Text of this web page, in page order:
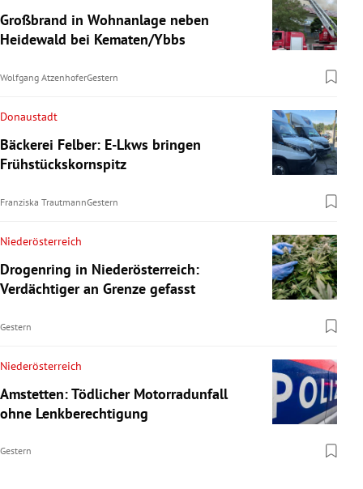
Großbrand in Wohnanlage neben
Heidewald bei Kematen/Ybbs
Wolfgang AtzenhoferGestern
Donaustadt
Bäckerei Felber: E-Lkws bringen
Frühstückskornspitz
Franziska TrautmannGestern
Niederösterreich
Drogenring in Niederösterreich:
Verdächtiger an Grenze gefasst
Gestern
Niederösterreich
Amstetten: Tödlicher Motorradunfall
ohne Lenkberechtigung
Gestern